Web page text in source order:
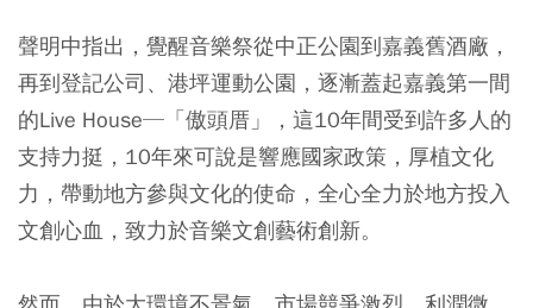
聲明中指出，覺醒音樂祭從中正公園到嘉義舊酒廠，
再到登記公司、港坪運動公園，逐漸蓋起嘉義第一間
的Live House─「傲頭厝」，這10年間受到許多人的
支持力挺，10年來可說是響應國家政策，厚植文化
力，帶動地方參與文化的使命，全心全力於地方投入
文創心血，致力於音樂文創藝術創新。